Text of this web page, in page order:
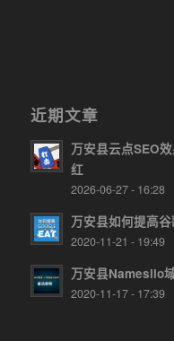
近期文章
万安县云点SEO
红
2026-06-27 - 16:28
万安县如何提高
2020-11-21 - 19:49
万安县Namesilo
2020-11-17 - 17:39